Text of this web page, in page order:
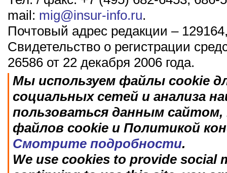
mail: mig@insur-info.ru.
Почтовый адрес редакции –
Свидетельство о регистрации
26586 от 22 декабря 2006 года.
Мы используем файлы cookie
социальных сетей и анализа
пользоваться данным
файлов cookie и Политикой
Смотрите подробности.
We use cookies to provide social